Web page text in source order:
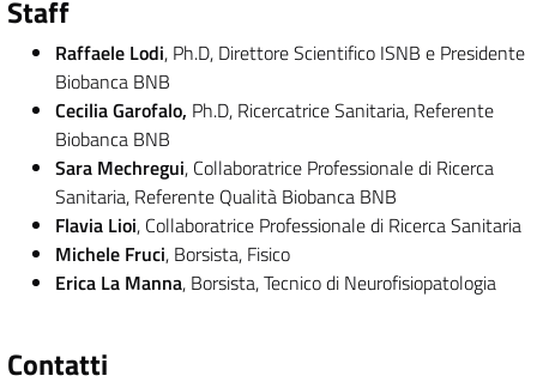
Staff
Raffaele Lodi, Ph.D, Direttore Scientifico ISNB e Presidente
Biobanca BNB
Cecilia Garofalo, Ph.D, Ricercatrice Sanitaria, Referente
Biobanca BNB
Sara Mechregui, Collaboratrice Professionale di Ricerca
Sanitaria, Referente Qualità Biobanca BNB
Flavia Lioi, Collaboratrice Professionale di Ricerca Sanitaria
Michele Fruci, Borsista, Fisico
Erica La Manna, Borsista, Tecnico di Neurofisiopatologia
Contatti